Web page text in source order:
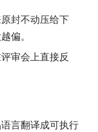
封不动压给下
偏。
审会上直接反
言翻译成可执行